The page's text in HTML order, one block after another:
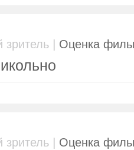
зритель | Оценка
зритель | Оценка